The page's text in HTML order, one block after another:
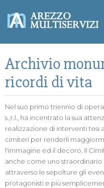
Archivio
ricordi di vita
Nel suo primo triennio di
s.,r.l., ha incentrato la sua
realizzazione di interventi tesi
cimiteri per renderli
l'immagine ed il decoro. Il
anche come uno
attraverso le sepolture gli
protagonisti e più